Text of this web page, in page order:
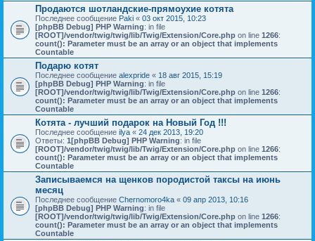
Продаются шотландские-прямоухие котята
Последнее сообщение Paki « 03 окт 2015, 10:23
[phpBB Debug] PHP Warning: in file
[ROOT]/vendor/twig/twig/lib/Twig/Extension/Core.php on line 1266:
count(): Parameter must be an array or an object that implements
Countable
Подарю котят
Последнее сообщение alexpride « 18 авг 2015, 15:19
[phpBB Debug] PHP Warning: in file
[ROOT]/vendor/twig/twig/lib/Twig/Extension/Core.php on line 1266:
count(): Parameter must be an array or an object that implements
Countable
Котята - лучший подарок на Новый Год !!!
Последнее сообщение ilya « 24 дек 2013, 19:20
Ответы: 1[phpBB Debug] PHP Warning: in file
[ROOT]/vendor/twig/twig/lib/Twig/Extension/Core.php on line 1266:
count(): Parameter must be an array or an object that implements
Countable
Записываемся на щенков породистой таксы на июнь
месяц
Последнее сообщение Chernomoro4ka « 09 апр 2013, 10:16
[phpBB Debug] PHP Warning: in file
[ROOT]/vendor/twig/twig/lib/Twig/Extension/Core.php on line 1266:
count(): Parameter must be an array or an object that implements
Countable